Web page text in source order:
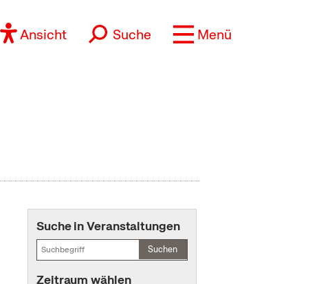
Ansicht Suche Menü
Suche in Veranstaltungen
Suchen
Zeitraum wählen